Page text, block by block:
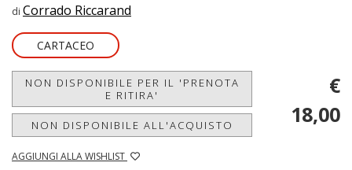
di Corrado Riccarand
CARTACEO
NON DISPONIBILE PER IL 'PRENOTA
E RITIRA'
NON DISPONIBILE ALL'ACQUISTO
AGGIUNGI ALLA WISHLIST
€
18,00